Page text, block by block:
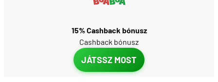
15% Cashback bónusz
Cashback bónusz
JÁTSSZ MOST